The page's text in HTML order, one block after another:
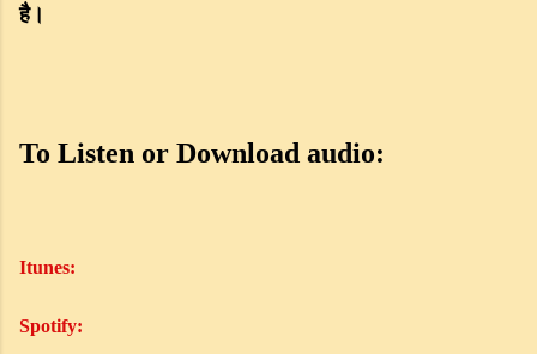
है।
To Listen or Download audio:
Itunes:
Spotify: